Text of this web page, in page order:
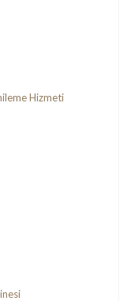
Hizmeti